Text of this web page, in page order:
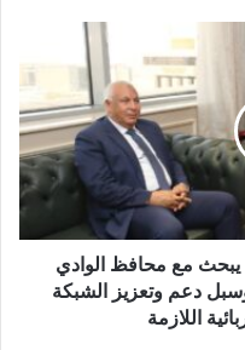
يبحث مع محافظ الوادي
دعم وتعزيز الشبكة
اللازمة